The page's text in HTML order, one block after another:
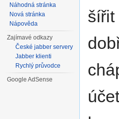
šířit
Náhodná stránka
Nová stránka
Nápověda
Zajímavé odkazy
České jabber servery
Jabber klienti
Rychlý průvodce
Google AdSense